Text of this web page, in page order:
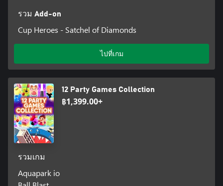
รวม Add-on
Cup Heroes - Satchel of Diamonds
ไปที่เกม
12 Party Games Collection
฿1,399.00+
รวมเกม
Aquapark io